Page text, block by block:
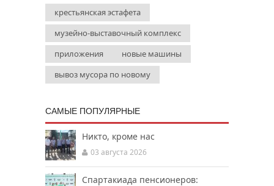
крестьянская эстафета
музейно-выставочный комплекс
приложения
новые машины
вывоз мусора по новому
САМЫЕ ПОПУЛЯРНЫЕ
Никто, кроме нас
03 августа 2026
Спартакиада пенсионеров: